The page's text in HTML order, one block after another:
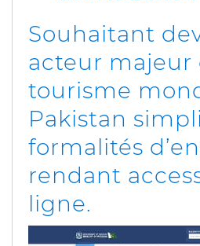
Souhaitant
acteur majeur
tourisme
Pakistan
formalités
rendant
ligne.